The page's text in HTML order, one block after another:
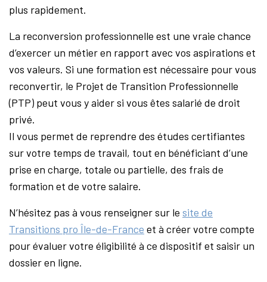
plus rapidement.
La reconversion professionnelle est une vraie chance
d’exercer un métier en rapport avec vos aspirations et
vos valeurs. Si une formation est nécessaire pour vous
reconvertir, le Projet de Transition Professionnelle
(PTP) peut vous y aider si vous êtes salarié de droit
privé.
Il vous permet de reprendre des études certifiantes
sur votre temps de travail, tout en bénéficiant d’une
prise en charge, totale ou partielle, des frais de
formation et de votre salaire.
N’hésitez pas à vous renseigner sur le site de
Transitions pro Île-de-France et à créer votre compte
pour évaluer votre éligibilité à ce dispositif et saisir un
dossier en ligne.